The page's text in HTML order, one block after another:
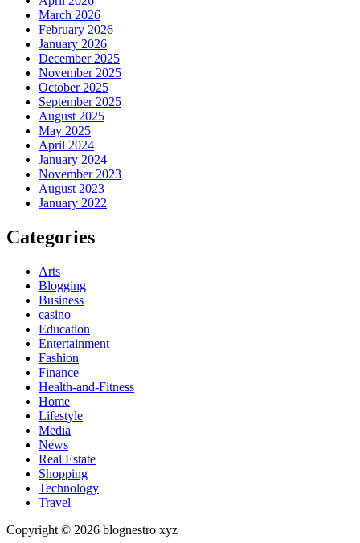
March 2026
February 2026
January 2026
December 2025
November 2025
October 2025
September 2025
August 2025
May 2025
April 2024
January 2024
November 2023
August 2023
January 2022
Categories
Arts
Blogging
Business
casino
Education
Entertainment
Fashion
Finance
Health-and-Fitness
Home
Lifestyle
Media
News
Real Estate
Shopping
Technology
Travel
Copyright © 2026 blognestro xyz